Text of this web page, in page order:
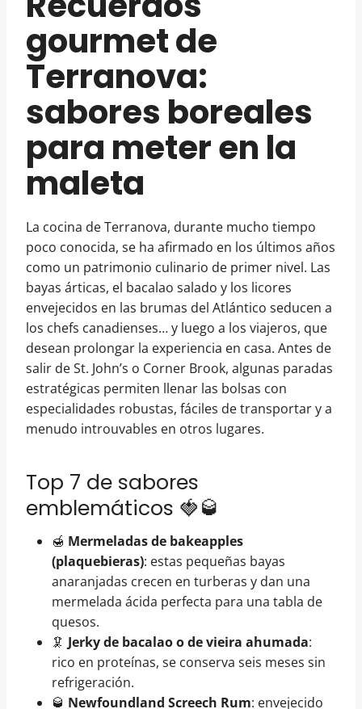
gourmet de
Terranova:
sabores boreales
para meter en la
maleta
La cocina de Terranova, durante mucho tiempo
poco conocida, se ha afirmado en los últimos años
como un patrimonio culinario de primer nivel. Las
bayas árticas, el bacalao salado y los licores
envejecidos en las brumas del Atlántico seducen a
los chefs canadienses… y luego a los viajeros, que
desean prolongar la experiencia en casa. Antes de
salir de St. John’s o Corner Brook, algunas paradas
estratégicas permiten llenar las bolsas con
especialidades robustas, fáciles de transportar y a
menudo introuvables en otros lugares.
Top 7 de sabores
emblemáticos 🍓🥃
🍯 Mermeladas de bakeapples
(plaquebieras): estas pequeñas bayas
anaranjadas crecen en turberas y dan una
mermelada ácida perfecta para una tabla de
quesos.
🦑 Jerky de bacalao o de vieira ahumada:
rico en proteínas, se conserva seis meses sin
refrigeración.
🥃 Newfoundland Screech Rum: envejecido